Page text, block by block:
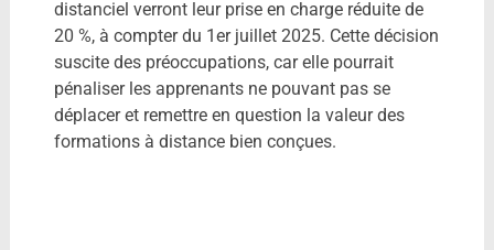
distanciel verront leur prise en charge réduite de
20 %, à compter du 1er juillet 2025. Cette décision
suscite des préoccupations, car elle pourrait
pénaliser les apprenants ne pouvant pas se
déplacer et remettre en question la valeur des
formations à distance bien conçues.​